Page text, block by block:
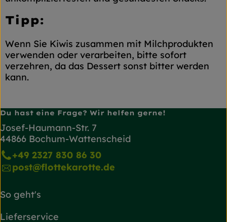
Tipp:
Wenn Sie Kiwis zusammen mit Milchprodukten
verwenden oder verarbeiten, bitte sofort
verzehren, da das Dessert sonst bitter werden
kann.
Du hast eine Frage? Wir helfen gerne!
Josef-Haumann-Str. 7
44866 Bochum-Wattenscheid
+49 2327 830 86 30
post@flottekarotte.de
So geht's
Lieferservice